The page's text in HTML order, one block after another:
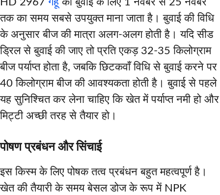
तक का समय सबसे उपयुक्त माना जाता है। बुवाई की विधि
के अनुसार बीज की मात्रा अलग-अलग होती है। यदि सीड
ड्रिल से बुवाई की जाए तो प्रति एकड़ 32-35 किलोग्राम
बीज पर्याप्त होता है, जबकि छिटकवाँ विधि से बुवाई करने पर
40 किलोग्राम बीज की आवश्यकता होती है। बुवाई से पहले
यह सुनिश्चित कर लेना चाहिए कि खेत में पर्याप्त नमी हो और
मिट्टी अच्छी तरह से तैयार हो।
पोषण प्रबंधन और सिंचाई
इस किस्म के लिए पोषक तत्व प्रबंधन बहुत महत्वपूर्ण है।
खेत की तैयारी के समय बेसल डोज के रूप में NPK